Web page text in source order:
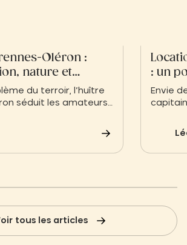
Oléron :
nature et
du terroir, l’huître
séduit les amateurs
qui lui confère une
raffiné, elle est une
: un
Envie
et
tous les articles